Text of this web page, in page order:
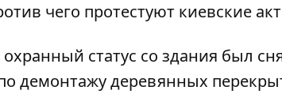
чего протестуют киевские
статус со здания был
демонтажу деревянных